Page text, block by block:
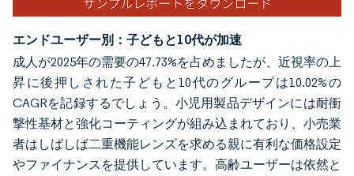
エンドユーザー別：子どもと10代が加速
成人が2025年の需要の47.73%を占めましたが、近視率の上
昇に後押しされた子どもと10代のグループは10.02%の
CAGRを記録するでしょう。小児用製品デザインには耐衝
撃性基材と強化コーティングが組み込まれており、小売業
者はしばしば二重機能レンズを求める親に有利な価格設定
やファイナンスを提供しています。高齢ユーザーは依然と